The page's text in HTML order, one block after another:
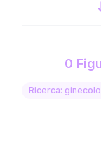
0
Ricerca: